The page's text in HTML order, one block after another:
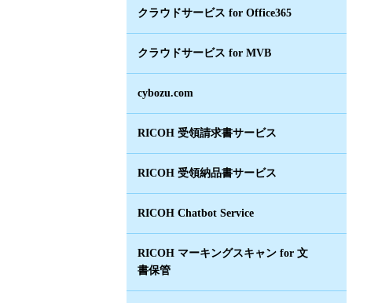
クラウドサービス for Office365
クラウドサービス for MVB
cybozu.com
RICOH 受領請求書サービス
RICOH 受領納品書サービス
RICOH Chatbot Service
RICOH マーキングスキャン for 文
書保管